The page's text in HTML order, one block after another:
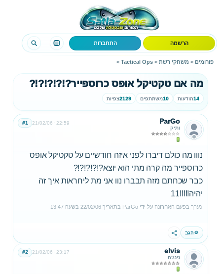
הרשמה התחברות
פורומים > משחקי רשת >
Tactical Ops
>
מה אם טקטיקל אופס כרוספייר?!?!?!?!?
14הודעות 10משתתפים 2129צפיות
ParGo
ותיק
21/02/06 22:59
#1
נווו מה כולם דיברו לפני איזה חודשיים על טקטיקל אופס
כרוספייר מה קרה מתי הוא יוצא?!?!?!?!?
כבר שכחתם מזה תבברו נוו אני מת ליחראות איך זה
יהיה!!!!!11
נערך בפעם האחרונה על ידי ParGo בתאריך 22/02/06 בשעה 13:47
הגב שתף
elvis
נינג'ה
21/02/06 23:17
#2